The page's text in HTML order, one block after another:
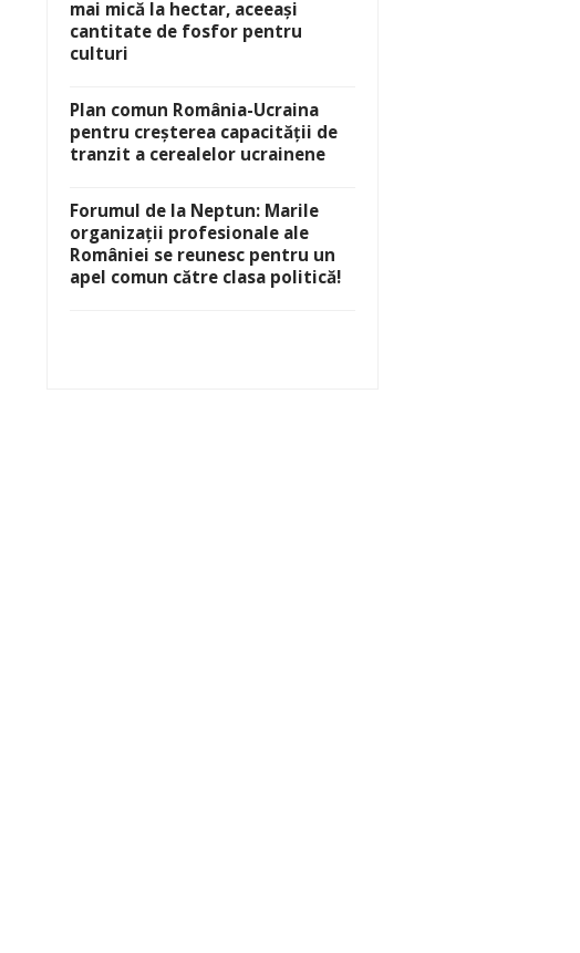
mai mică la hectar, aceeași
cantitate de fosfor pentru
culturi
Plan comun România-Ucraina
pentru creșterea capacității de
tranzit a cerealelor ucrainene
Forumul de la Neptun: Marile
organizații profesionale ale
României se reunesc pentru un
apel comun către clasa politică!